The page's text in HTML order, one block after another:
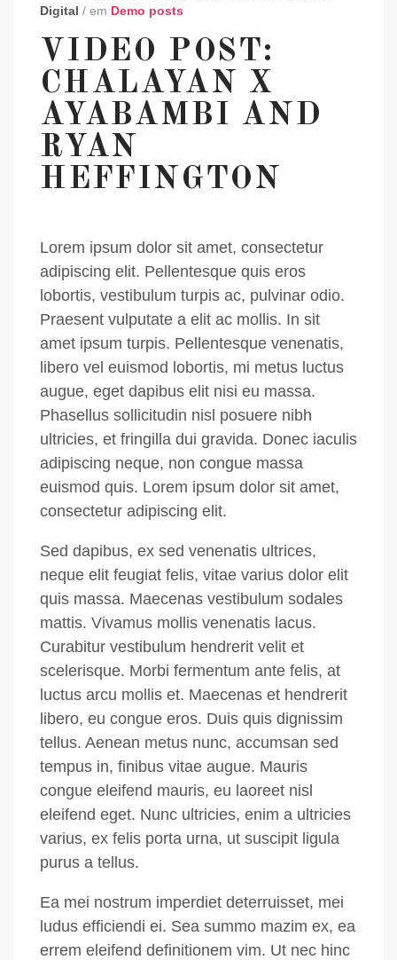
Digital / em Demo posts
VIDEO POST:
CHALAYAN X
AYABAMBI AND
RYAN
HEFFINGTON
Lorem ipsum dolor sit amet, consectetur
adipiscing elit. Pellentesque quis eros
lobortis, vestibulum turpis ac, pulvinar odio.
Praesent vulputate a elit ac mollis. In sit
amet ipsum turpis. Pellentesque venenatis,
libero vel euismod lobortis, mi metus luctus
augue, eget dapibus elit nisi eu massa.
Phasellus sollicitudin nisl posuere nibh
ultricies, et fringilla dui gravida. Donec iaculis
adipiscing neque, non congue massa
euismod quis. Lorem ipsum dolor sit amet,
consectetur adipiscing elit.
Sed dapibus, ex sed venenatis ultrices,
neque elit feugiat felis, vitae varius dolor elit
quis massa. Maecenas vestibulum sodales
mattis. Vivamus mollis venenatis lacus.
Curabitur vestibulum hendrerit velit et
scelerisque. Morbi fermentum ante felis, at
luctus arcu mollis et. Maecenas et hendrerit
libero, eu congue eros. Duis quis dignissim
tellus. Aenean metus nunc, accumsan sed
tempus in, finibus vitae augue. Mauris
congue eleifend mauris, eu laoreet nisl
eleifend eget. Nunc ultricies, enim a ultricies
varius, ex felis porta urna, ut suscipit ligula
purus a tellus.
Ea mei nostrum imperdiet deterruisset, mei
ludus efficiendi ei. Sea summo mazim ex, ea
errem eleifend definitionem vim. Ut nec hinc